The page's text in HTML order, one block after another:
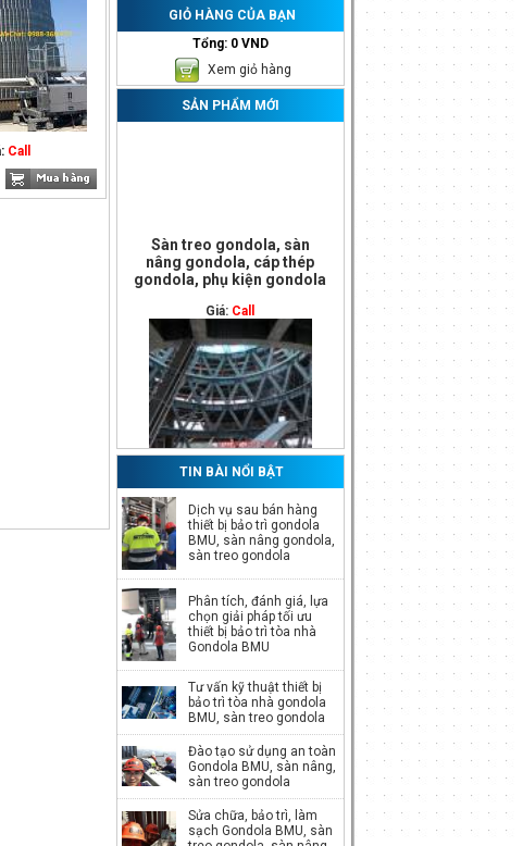
Call
GIỎ HÀNG CỦA BẠN
Tổng: 0 VND
Xem giỏ hàng
SẢN PHẨM MỚI
nâng gondola, cáp thép
gondola, phụ kiện gondola
Giá: Call
Phụ kiện Gondola BMU,
phụ tùng Gondola BMU
Giá: Call
Xe cẩu kính, xe nâng kính
Giá:Call
TIN BÀI NỔI BẬT
Dịch vụ sau bán hàng
thiết bị bảo trì gondola
BMU, sàn nâng gondola,
sàn treo gondola
Phân tích, đánh giá, lựa
chọn giải pháp tối ưu
thiết bị bảo trì tòa nhà
Gondola BMU
Tư vấn kỹ thuật thiết bị
bảo trì tòa nhà gondola
BMU, sàn treo gondola
Đào tạo sử dụng an toàn
Gondola BMU, sàn nâng,
sàn treo gondola
Sửa chữa, bảo trì, làm
sạch Gondola BMU, sàn